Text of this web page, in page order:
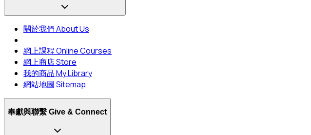
關於我們 About Us
網上課程 Online Courses
網上商店 Store
我的商品 My Library
網站地圖 Sitemap
奉獻與聯繫 Give & Connect